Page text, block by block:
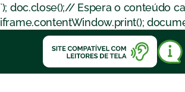
`); doc.close();// Espera o conteúdo
iframe.contentWindow.print();